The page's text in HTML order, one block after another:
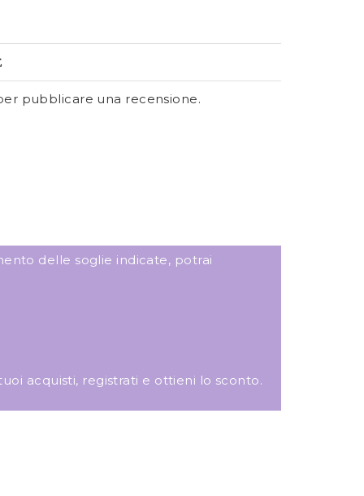
pubblicare una recensione.
delle soglie indicate, potrai
acquisti, registrati e ottieni lo sconto.